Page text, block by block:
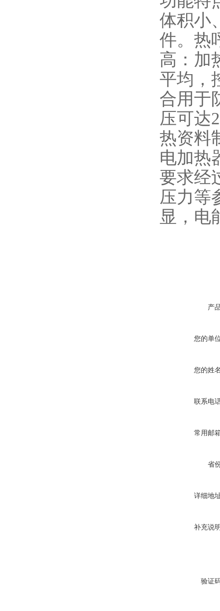
体积小
件。热
高：加
平均，
合用于
压可达
热资料
电加热
要求经
压力等
显，电
产
您的单
您的姓
联系电
常用邮
省
详细地
补充说
验证